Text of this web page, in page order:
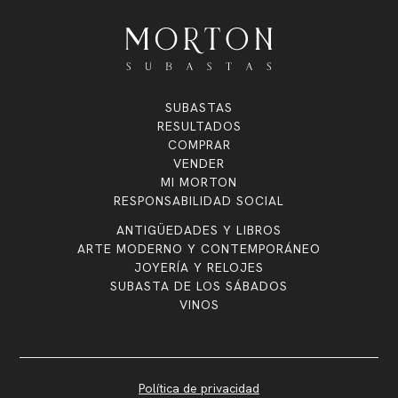
SUBASTAS
RESULTADOS
COMPRAR
VENDER
MI MORTON
RESPONSABILIDAD SOCIAL
ANTIGÜEDADES Y LIBROS
ARTE MODERNO Y CONTEMPORÁNEO
JOYERÍA Y RELOJES
SUBASTA DE LOS SÁBADOS
VINOS
Política de privacidad